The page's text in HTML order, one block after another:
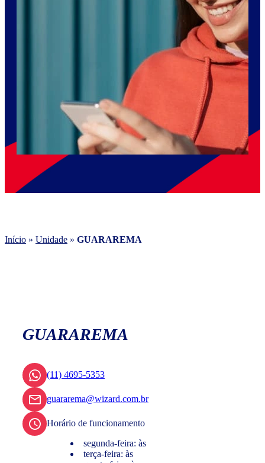
Início » Unidade » GUARAREMA
GUARAREMA
(11) 4695-5353
guararema@wizard.com.br
Horário de funcionamento
segunda-feira: às
terça-feira: às